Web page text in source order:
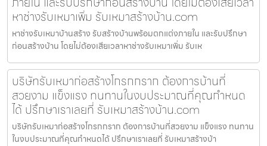
หาช่างรับเหมาเพิ่ม รับเหมาสร้างบ้าน.com
หาช่างรับเหมาบ้านสร้าง รับสร้างบ้านพร้อมตกแต่งภายใน และรับปรึกษา
ก่อนสร้างบ้าน โดยไม่ต้องเสียเวลาหาช่างรับเหมาเพิ่ม รับเห
บริษัทรับเหมาก่อสร้างโกรกกราก ต้องการบ้านที่
สวยงาม แข็งแรง ทนทานในงบประมาณที่คุณกำหนด
ได้ ปรึกษาเราเลยที่ รับเหมาสร้างบ้าน.com
บริษัทรับเหมาก่อสร้างโกรกกราก ต้องการบ้านที่สวยงาม แข็งแรง ทนทาน
ในงบประมาณที่คุณกำหนดได้ ปรึกษาเราเลยที่ รับเหมาสร้างบ้า